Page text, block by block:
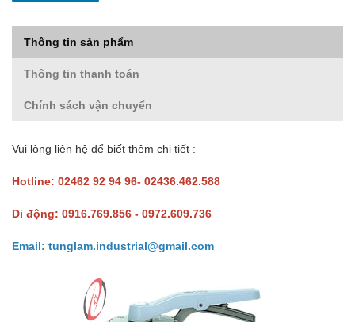
Thông tin sản phẩm
Thông tin thanh toán
Chính sách vận chuyển
Vui lòng liên hệ để biết thêm chi tiết :
Hotline: 02462 92 94 96- 02436.462.588
Di động: 0916.769.856 - 0972.609.736
Email: tunglam.industrial@gmail.com